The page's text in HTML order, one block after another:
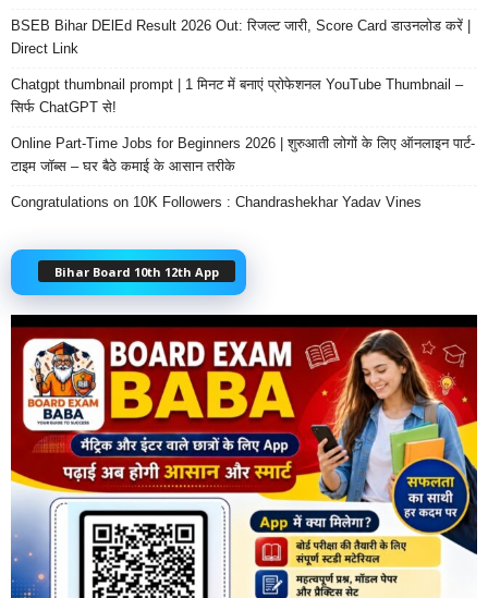
BSEB Bihar DElEd Result 2026 Out: रिजल्ट जारी, Score Card डाउनलोड करें |
Direct Link
Chatgpt thumbnail prompt | 1 मिनट में बनाएं प्रोफेशनल YouTube Thumbnail –
सिर्फ ChatGPT से!
Online Part-Time Jobs for Beginners 2026 | शुरुआती लोगों के लिए ऑनलाइन पार्ट-
टाइम जॉब्स – घर बैठे कमाई के आसान तरीके
Congratulations on 10K Followers : Chandrashekhar Yadav Vines
Bihar Board 10th 12th App